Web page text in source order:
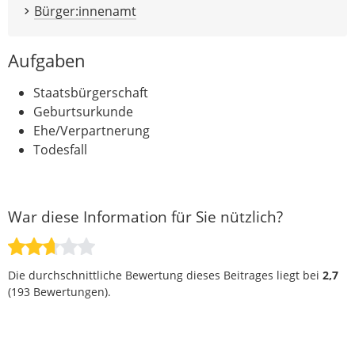
Bürger:innenamt
Aufgaben
Staatsbürgerschaft
Geburtsurkunde
Ehe/Verpartnerung
Todesfall
War diese Information für Sie nützlich?
Die durchschnittliche Bewertung dieses Beitrages liegt bei 2,7
(193 Bewertungen).